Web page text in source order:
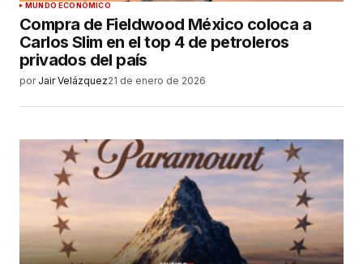
MUNDO ECONÓMICO
Compra de Fieldwood México coloca a
Carlos Slim en el top 4 de petroleros
privados del país
por Jair Velázquez21 de enero de 2026